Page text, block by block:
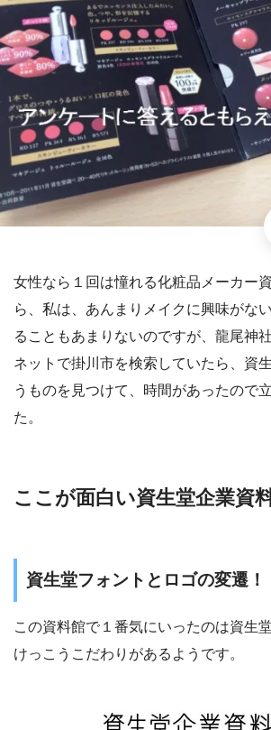
女性なら１回は憧れる化粧品メーカー
ら、私は、あんまりメイクに興味がな
ることもあまりないのですが、龍尾神
ネットで掛川市を検索していたら、資
うものを見つけて、時間があったので
た。
ここが面白い資生堂企業資
資生堂フォントとロゴの変遷！
この資料館で１番気にいったのは資生
けっこうこだわりがあるようです。